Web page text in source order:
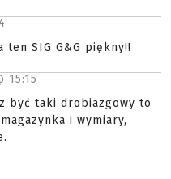
SIG G&G piękny!!
15:15
być taki drobiazgowy to
i wymiary,